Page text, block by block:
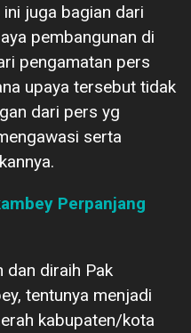
juga bagian dari
pembangunan di
pengamatan pers
upaya tersebut tidak
dari pers yg
serta
Perpanjang
dan diraih Pak
tentunya menjadi
kabupaten/kota